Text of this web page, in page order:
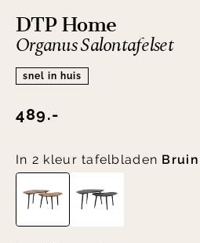
DTP Home
Organus Salontafelset
snel in huis
489.-
In 2 kleur tafelbladen Bruin